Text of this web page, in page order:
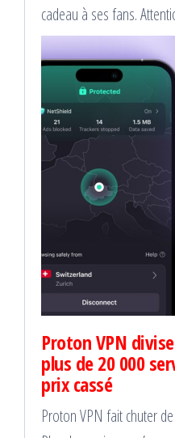
cadeau à ses fans.
Proton VPN
plus de 20 000
prix cassé
Proton VPN fait chuter